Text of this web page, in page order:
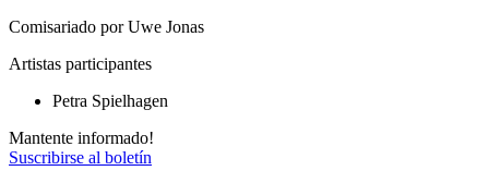
Comisariado por Uwe Jonas
Artistas participantes
Petra Spielhagen
Mantente informado!
Suscribirse al boletín